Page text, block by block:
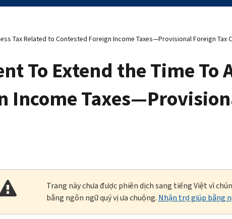
Tax Related to Contested Foreign Income Taxes—Provisional Foreign Tax
To Extend the Time To
Income
Trang này chưa được phiên dịch sang tiếng Việt vì
bằng ngôn ngữ quý vị ưa chuộng. Nhận trợ giúp bằng